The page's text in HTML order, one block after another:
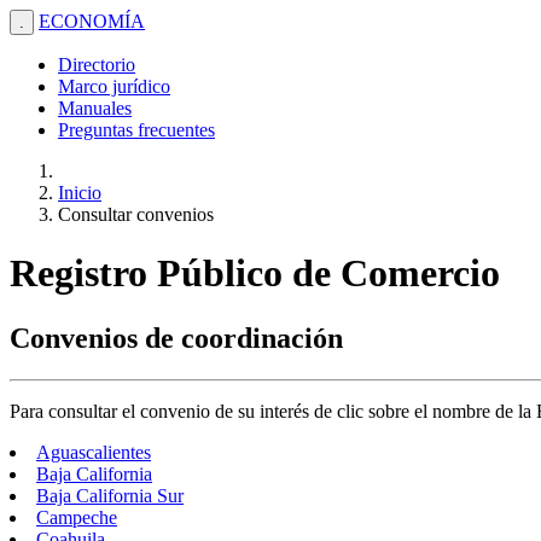
. ECONOMÍA
Directorio
Marco jurídico
Manuales
Preguntas frecuentes
Inicio
Consultar convenios
Registro Público de Comercio
Convenios de coordinación
Para consultar el convenio de su interés de clic sobre el nombre de la
Aguascalientes
Baja California
Baja California Sur
Campeche